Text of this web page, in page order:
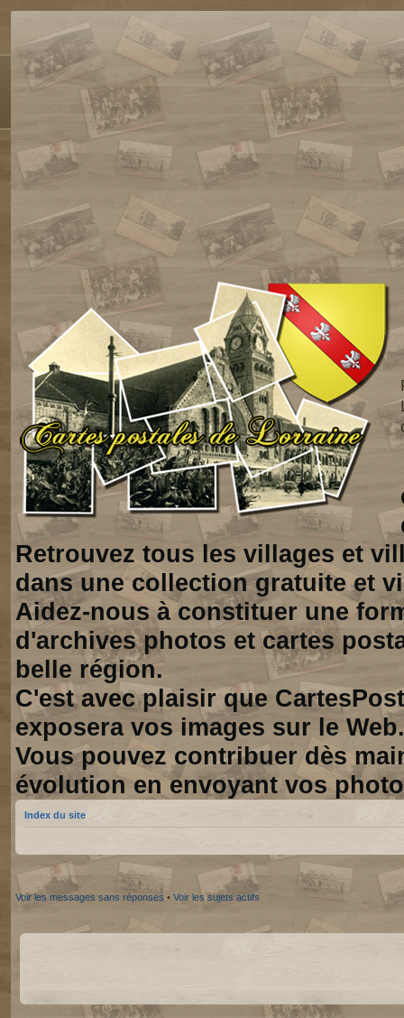
Retrouvez tous les villages et
dans une collection gratuite et
Aidez-nous à constituer une
d'archives photos et cartes
belle région.
C'est avec plaisir que
exposera vos images sur le Web.
Vous pouvez contribuer dès
évolution en envoyant vos
Index du site
Voir les messages sans réponses • Voir les sujets actifs